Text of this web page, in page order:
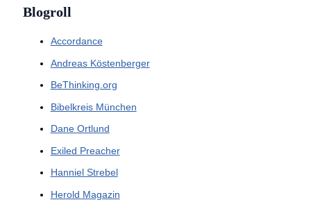
Blogroll
Accordance
Andreas Köstenberger
BeThinking.org
Bibelkreis München
Dane Ortlund
Exiled Preacher
Hanniel Strebel
Herold Magazin